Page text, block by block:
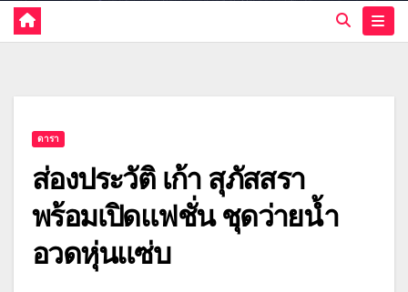
ดารา
ส่องประวัติ เก้า สุภัสสรา
พร้อมเปิดแฟชั่น ชุดว่ายน้ำ
อวดหุ่นแซ่บ